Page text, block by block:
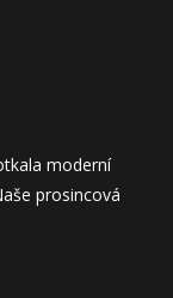
moderní
prosincová